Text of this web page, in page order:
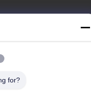
for?